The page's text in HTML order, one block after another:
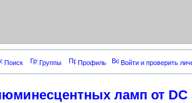
Поиск Группы Профиль Войти и проверить
ламп от DC